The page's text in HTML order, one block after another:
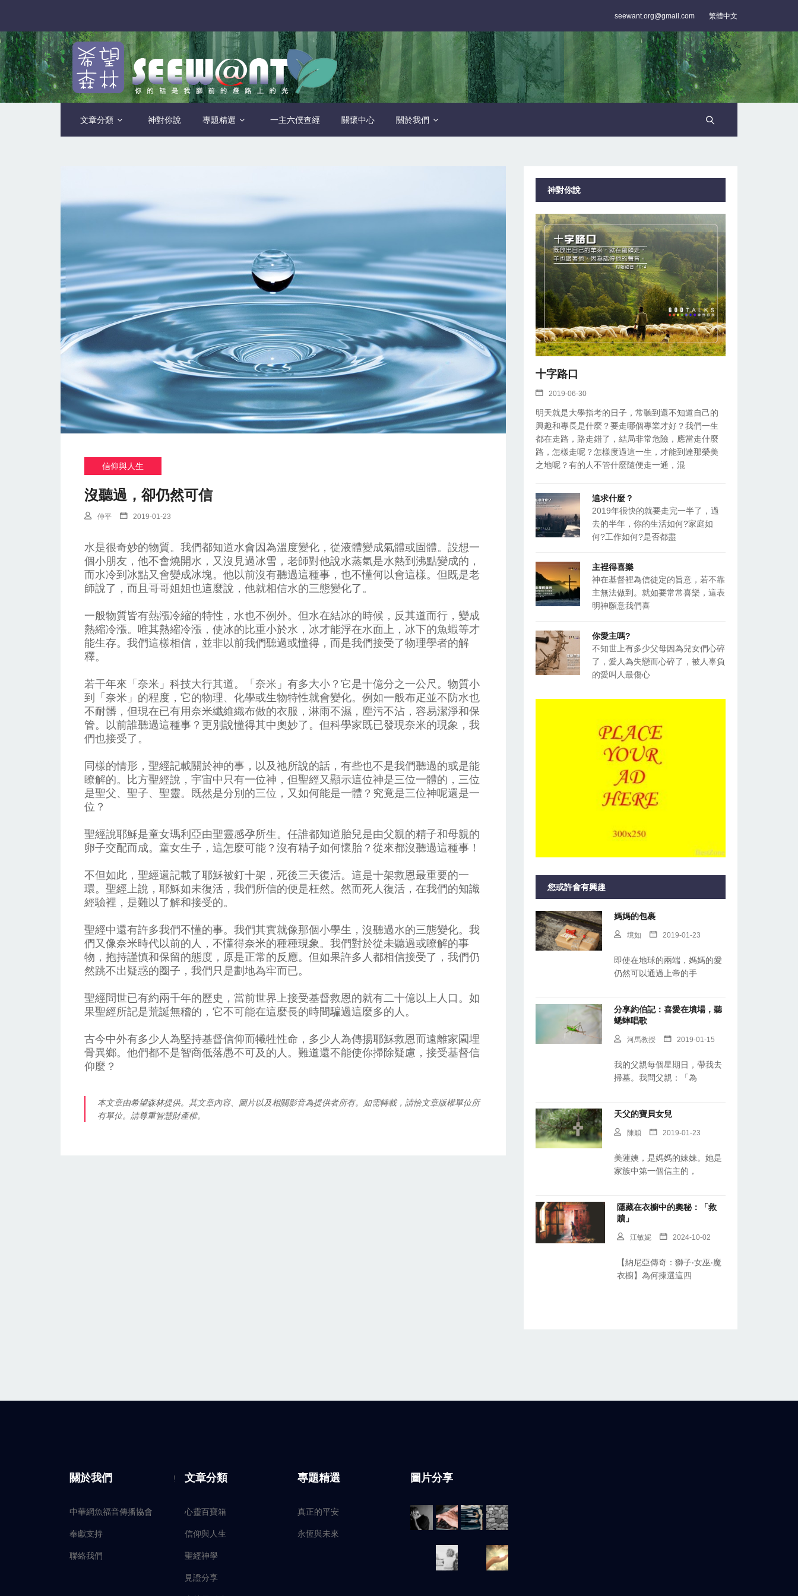
seewant.org@gmail.com 繁體中文
文章分類 神對你說 專題精選 一主六僕查經 關懷中心 關於我們
信仰與人生
沒聽過，卻仍然可信
仲平 2019-01-23
水是很奇妙的物質。我們都知道水會因為溫度變化，從液體變成氣體或固體。設想一
個小朋友，他不會燒開水，又沒見過冰雪，老師對他說水蒸氣是水熱到沸點變成的，
而水冷到冰點又會變成冰塊。他以前沒有聽過這種事，也不懂何以會這樣。但既是老
師說了，而且哥哥姐姐也這麼說，他就相信水的三態變化了。
一般物質皆有熱漲冷縮的特性，水也不例外。但水在結冰的時候，反其道而行，變成
熱縮冷漲。唯其熱縮冷漲，使冰的比重小於水，冰才能浮在水面上，冰下的魚蝦等才
能生存。我們這樣相信，並非以前我們聽過或懂得，而是我們接受了物理學者的解
釋。
若干年來「奈米」科技大行其道。「奈米」有多大小？它是十億分之一公尺。物質小
到「奈米」的程度，它的物理、化學或生物特性就會變化。例如一般布疋並不防水也
不耐髒，但現在已有用奈米纖維織布做的衣服，淋雨不濕，塵污不沾，容易潔淨和保
管。以前誰聽過這種事？更別說懂得其中奧妙了。但科學家既已發現奈米的現象，我
們也接受了。
同樣的情形，聖經記載關於神的事，以及祂所說的話，有些也不是我們聽過的或是能
瞭解的。比方聖經說，宇宙中只有一位神，但聖經又顯示這位神是三位一體的，三位
是聖父、聖子、聖靈。既然是分別的三位，又如何能是一體？究竟是三位神呢還是一
位？
聖經說耶穌是童女瑪利亞由聖靈感孕所生。任誰都知道胎兒是由父親的精子和母親的
卵子交配而成。童女生子，這怎麼可能？沒有精子如何懷胎？從來都沒聽過這種事！
不但如此，聖經還記載了耶穌被釘十架，死後三天復活。這是十架救恩最重要的一
環。聖經上說，耶穌如未復活，我們所信的便是枉然。然而死人復活，在我們的知識
經驗裡，是難以了解和接受的。
聖經中還有許多我們不懂的事。我們其實就像那個小學生，沒聽過水的三態變化。我
們又像奈米時代以前的人，不懂得奈米的種種現象。我們對於從未聽過或瞭解的事
物，抱持謹慎和保留的態度，原是正常的反應。但如果許多人都相信接受了，我們仍
然跳不出疑惑的圈子，我們只是劃地為牢而已。
聖經問世已有約兩千年的歷史，當前世界上接受基督救恩的就有二十億以上人口。如
果聖經所記是荒誕無稽的，它不可能在這麼長的時間騙過這麼多的人。
古今中外有多少人為堅持基督信仰而犧牲性命，多少人為傳揚耶穌救恩而遠離家園埋
骨異鄉。他們都不是智商低落愚不可及的人。難道還不能使你掃除疑慮，接受基督信
仰麼？
本文章由希望森林提供。其文章內容、圖片以及相關影音為提供者所有。如需轉載，請恰文章版權單位所
有單位。請尊重智慧財產權。
神對你說
十字路口
2019-06-30
明天就是大學指考的日子，常聽到還不知道自己的
興趣和專長是什麼？要走哪個專業才好？我們一生
都在走路，路走錯了，結局非常危險，應當走什麼
路，怎樣走呢？怎樣度過這一生，才能到達那榮美
之地呢？有的人不管什麼隨便走一通，混
追求什麼？
2019年很快的就要走完一半了，過
去的半年，你的生活如何?家庭如
何?工作如何?是否都盡
主裡得喜樂
神在基督裡為信徒定的旨意，若不靠
主無法做到。就如要常常喜樂，這表
明神願意我們喜
你愛主嗎?
不知世上有多少父母因為兒女們心碎
了，愛人為失戀而心碎了，被人辜負
的愛叫人最傷心
您或許會有興趣
媽媽的包裹
境如 2019-01-23
即使在地球的兩端，媽媽的愛
仍然可以通過上帝的手
分享約伯記：喜愛在墳場，聽
蟋蟀唱歌
河馬教授 2019-01-15
我的父親每個星期日，帶我去
掃墓。我問父親：「為
天父的寶貝女兒
陳穎 2019-01-23
美蓮姨，是媽媽的妹妹。她是
家族中第一個信主的，
隱藏在衣櫥中的奧秘：「救
贖」
江敏妮 2024-10-02
【納尼亞傳奇：獅子‧女巫‧魔
衣櫥】為何揀選這四
關於我們
中華網魚福音傳播協會
奉獻支持
聯絡我們
! 文章分類
心靈百寶箱
信仰與人生
聖經神學
見證分享
專題精選
真正的平安
永恆與未來
圖片分享